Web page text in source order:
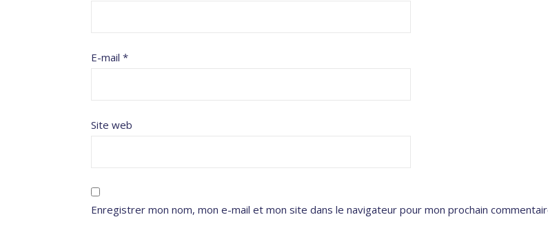
E-mail *
Site web
Enregistrer mon nom, mon e-mail et mon site dans le navigateur pour mon prochain